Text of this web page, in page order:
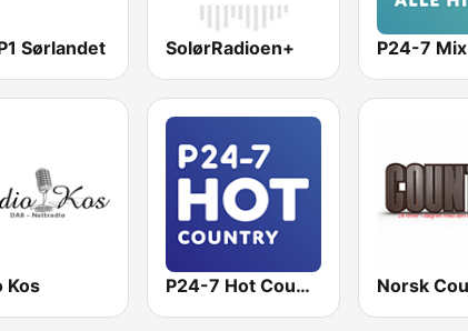
Sørlandet SolørRadioen+ P24-7 Mix
Kos P24-7 Hot Country